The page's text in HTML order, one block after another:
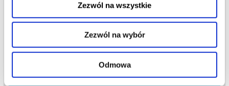
Zezwól na wszystkie
Zezwól na wybór
Odmowa
Bilety na termin:
30.06.2026 , g. 11:00 (wtorek)
30.06.2026 , g. 11:00
Poznań
Kino Pałacowe - Poznań